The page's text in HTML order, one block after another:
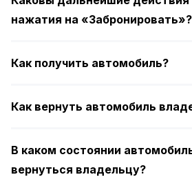
нажатия на «Забронировать»?
Как получить автомобиль?
Как вернуть автомобиль
В каком состоянии
вернуться владельцу?